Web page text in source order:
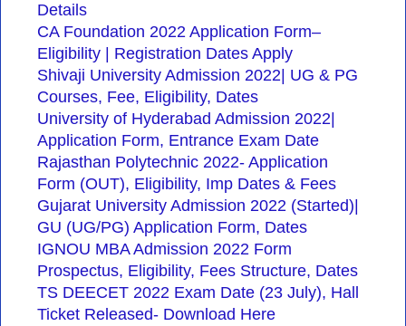
Details
CA Foundation 2022 Application Form–
Eligibility | Registration Dates Apply
Shivaji University Admission 2022| UG & PG
Courses, Fee, Eligibility, Dates
University of Hyderabad Admission 2022|
Application Form, Entrance Exam Date
Rajasthan Polytechnic 2022- Application
Form (OUT), Eligibility, Imp Dates & Fees
Gujarat University Admission 2022 (Started)|
GU (UG/PG) Application Form, Dates
IGNOU MBA Admission 2022 Form
Prospectus, Eligibility, Fees Structure, Dates
TS DEECET 2022 Exam Date (23 July), Hall
Ticket Released- Download Here